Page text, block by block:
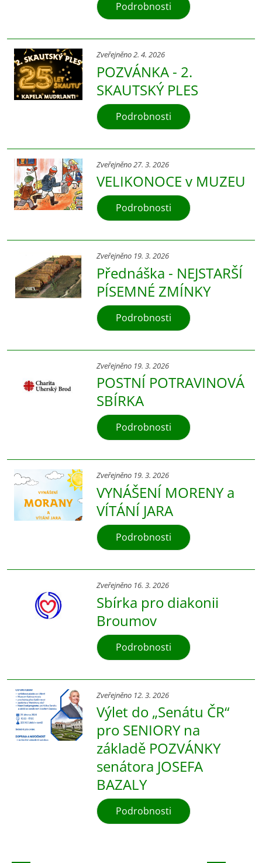
Podrobnosti
Zveřejněno 2. 4. 2026
POZVÁNKA - 2.
SKAUTSKÝ PLES
Podrobnosti
Zveřejněno 27. 3. 2026
VELIKONOCE v MUZEU
Podrobnosti
Zveřejněno 19. 3. 2026
Přednáška - NEJSTARŠÍ
PÍSEMNÉ ZMÍNKY
Podrobnosti
Zveřejněno 19. 3. 2026
POSTNÍ POTRAVINOVÁ
SBÍRKA
Podrobnosti
Zveřejněno 19. 3. 2026
VYNÁŠENÍ MORENY a
VÍTÁNÍ JARA
Podrobnosti
Zveřejněno 16. 3. 2026
Sbírka pro diakonii
Broumov
Podrobnosti
Zveřejněno 12. 3. 2026
Výlet do „Senátu ČR“
pro SENIORY na
základě POZVÁNKY
senátora JOSEFA
BAZALY
Podrobnosti